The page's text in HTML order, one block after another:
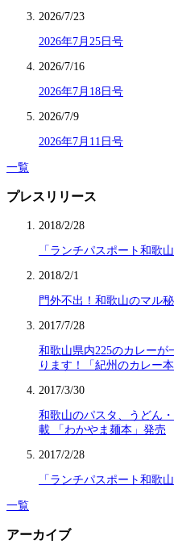
2026/7/23
2026年7月25日号
2026/7/16
2026年7月18日号
2026/7/9
2026年7月11日号
一覧
プレスリリース
2018/2/28
「ランチパスポート和歌
2018/2/1
門外不出！和歌山のマル
2017/7/28
和歌山県内225のカレーが
ります！「紀州のカレー
2017/3/30
和歌山のパスタ、うどん
載 「わかやま麺本」発売
2017/2/28
「ランチパスポート和歌
一覧
アーカイブ